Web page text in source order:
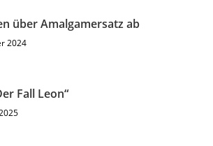
über Amalgamersatz ab
2024
Fall Leon“